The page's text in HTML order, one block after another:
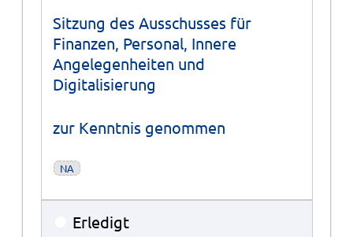
Sitzung des Ausschusses für
Finanzen, Personal, Innere
Angelegenheiten und
Digitalisierung
zur Kenntnis genommen
NA
Erledigt